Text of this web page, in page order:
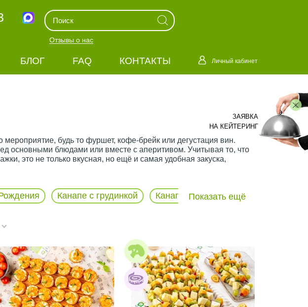
Отзывы о нас
БЛОГ FAQ КОНТАКТЫ Личный кабинет
мероприятие, будь то фуршет, кофе-брейк или дегустация вин.
основными блюдами или вместе с аперитивом. Учитывая то, что
это не только вкусная, но ещё и самая удобная закуска,
Канапе с грудинкой Канапе с камамбером
ЗАЯВКА
НА КЕЙТЕРИНГ